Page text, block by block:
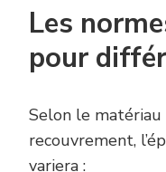
Les
pour
Selon le
recouvrement,
variera :